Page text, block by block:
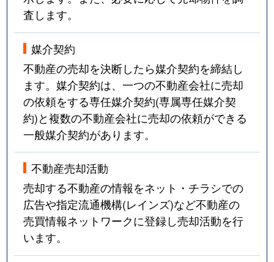
査します。
媒介契約
不動産の売却を決断したら媒介契約を締結し
ます。媒介契約は、一つの不動産会社に売却
の依頼をする専任媒介契約(専属専任媒介契
約)と複数の不動産会社に売却の依頼ができる
一般媒介契約があります。
不動産売却活動
売却する不動産の情報をネット・チラシでの
広告や指定流通機構(レインズ)など不動産の
売買情報ネットワークに登録し売却活動を行
います。